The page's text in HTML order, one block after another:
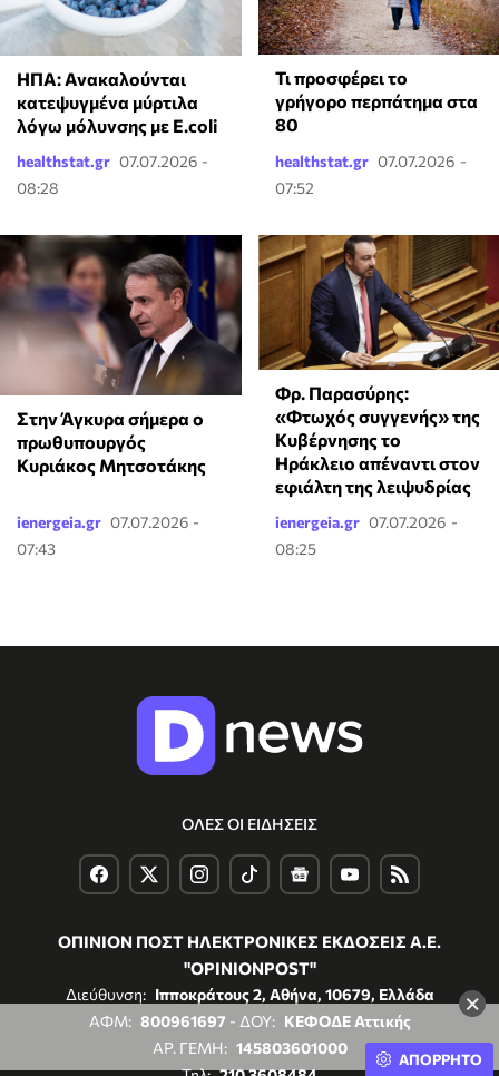
×
ΗΠΑ: Ανακαλούνται
κατεψυγμένα μύρτιλα
λόγω μόλυνσης με E.coli
healthstat.gr 07.07.2026 -
08:28
Τι προσφέρει το
γρήγορο περπάτημα στα
80
healthstat.gr 07.07.2026 -
07:52
Στην Άγκυρα σήμερα ο
πρωθυπουργός
Κυριάκος Μητσοτάκης
ienergeia.gr 07.07.2026 -
07:43
Φρ. Παρασύρης:
«Φτωχός συγγενής» της
Κυβέρνησης το
Ηράκλειο απέναντι στον
εφιάλτη της λειψυδρίας
ienergeia.gr 07.07.2026 -
08:25
ΟΛΕΣ ΟΙ ΕΙΔΗΣΕΙΣ
ΟΠΙΝΙΟΝ ΠΟΣΤ ΗΛΕΚΤΡΟΝΙΚΕΣ ΕΚΔΟΣΕΙΣ Α.Ε.
"OPINIONPOST"
Διεύθυνση: Ιπποκράτους 2, Αθήνα, 10679, Ελλάδα
ΑΦΜ: 800961697 - ΔΟΥ: ΚΕΦΟΔΕ Αττικής
ΑΡ. ΓΕΜΗ: 145803601000
ΑΠΟΡΡΗΤΟ